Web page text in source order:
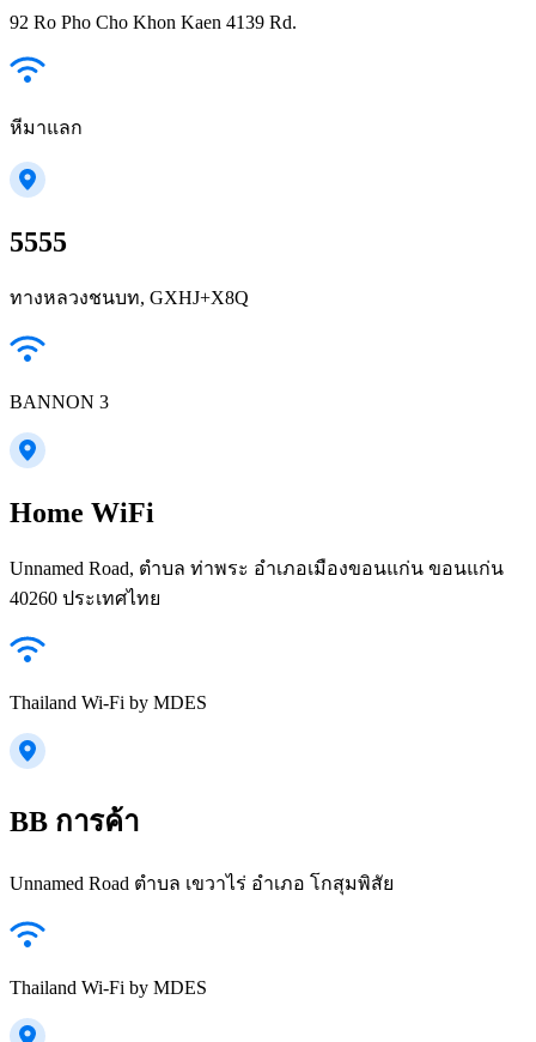
92 Ro Pho Cho Khon Kaen 4139 Rd.
หีมาแลก
5555
ทางหลวงชนบท, GXHJ+X8Q
BANNON 3
Home WiFi
Unnamed Road, ตำบล ท่าพระ อำเภอเมืองขอนแก่น ขอนแก่น
40260 ประเทศไทย
Thailand Wi-Fi by MDES
BB การค้า
Unnamed Road ตำบล เขวาไร่ อำเภอ โกสุมพิสัย
Thailand Wi-Fi by MDES